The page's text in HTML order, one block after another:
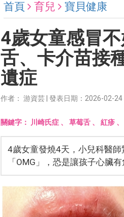
首頁 育兒 寶貝健康
4歲女童感冒
舌、卡介苗接
遺症
作者： 游資芸 | 發表日期：2026-02-24
關鍵字： 川崎氏症 、草莓舌 、紅疹
4歲女童發燒4天，小兒科醫
「OMG」，恐是讓孩子心臟